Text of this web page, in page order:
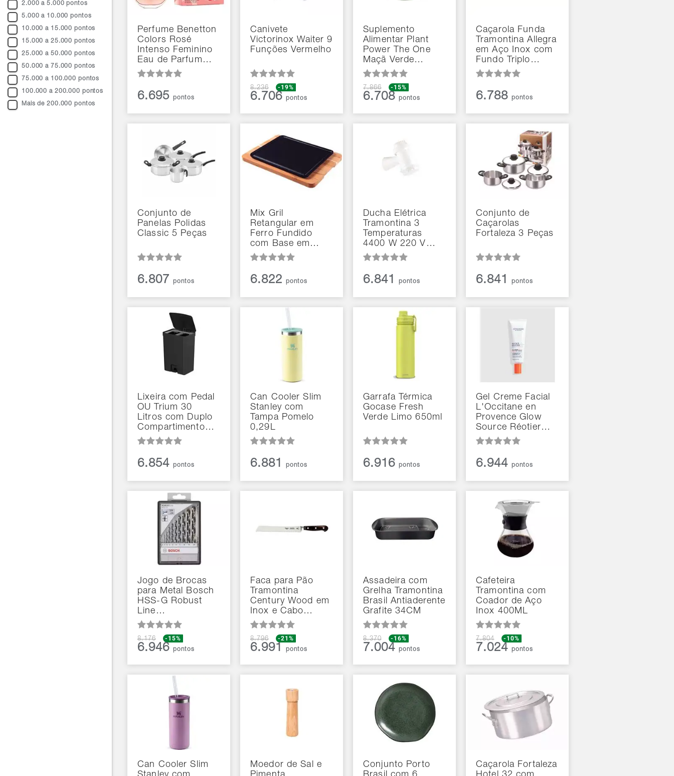
Perfume Benetton
Colors Rosé
Intenso Feminino
Eau de Parfum…
6.695pontos
Canivete
Victorinox Waiter 9
Funções Vermelho
8.236 -19%
6.706pontos
Suplemento
Alimentar Plant
Power The One
Maçã Verde…
7.866 -15%
6.708pontos
Caçarola Funda
Tramontina Allegra
em Aço Inox com
Fundo Triplo…
6.788pontos
Conjunto de
Panelas Polidas
Classic 5 Peças
6.807pontos
Mix Gril
Retangular em
Ferro Fundido
com Base em…
6.822pontos
Ducha Elétrica
Tramontina 3
Temperaturas
4400 W 220 V…
6.841pontos
Conjunto de
Caçarolas
Fortaleza 3 Peças
6.841pontos
Lixeira com Pedal
OU Trium 30
Litros com Duplo
Compartimento…
6.854pontos
Can Cooler Slim
Stanley com
Tampa Pomelo
0,29L
6.881pontos
Garrafa Térmica
Gocase Fresh
Verde Limo 650ml
6.916pontos
Gel Creme Facial
L'Occitane en
Provence Glow
Source Réotier…
6.944pontos
Jogo de Brocas
para Metal Bosch
HSS-G Robust
Line…
8.176 -15%
6.946pontos
Faca para Pão
Tramontina
Century Wood em
Inox e Cabo…
8.796 -21%
6.991pontos
Assadeira com
Grelha Tramontina
Brasil Antiaderente
Grafite 34CM
8.370 -16%
7.004pontos
Cafeteira
Tramontina com
Coador de Aço
Inox 400ML
7.804 -10%
7.024pontos
Can Cooler Slim
Moedor de Sal e
Conjunto Porto
Caçarola Fortaleza
2.000 a 5.000 pontos
5.000 a 10.000 pontos
10.000 a 15.000 pontos
15.000 a 25.000 pontos
25.000 a 50.000 pontos
50.000 a 75.000 pontos
75.000 a 100.000 pontos
100.000 a 200.000 pontos
Mais de 200.000 pontos